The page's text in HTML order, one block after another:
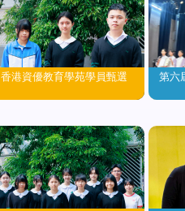
香港資優教育學苑學員甄選 第六